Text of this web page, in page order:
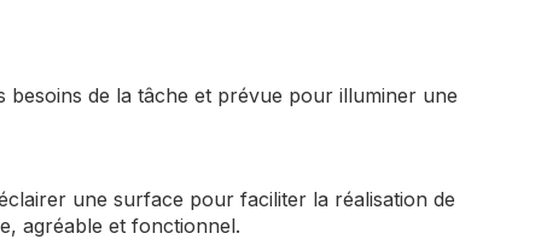
besoins de la tâche et prévue pour illuminer une
une surface pour faciliter la réalisation de
agréable et fonctionnel.